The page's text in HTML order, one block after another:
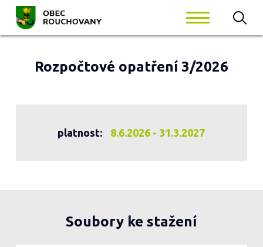
Rozpočtové opatření 3/2026
platnost: 8.6.2026 - 31.3.2027
Soubory ke stažení